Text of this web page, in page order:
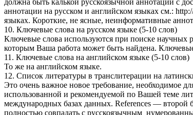
аннотации на русском и английском языках см.:
языках. Короткие, не ясные, неинформативные
10. Ключевые слова на русском языке (5-10 слов)
Ключевые слова используются при поиске научных
которым Ваша работа может быть найдена. Ключевые
11. Ключевые слова на английском языке (5-10 слов)
То же на английском языке.
12. Список литературы в транслитерации на
Это очень важное новое требование, необходимое
использованной и рекомендуемой по Вашей теме
международных базах данных. References — второй
полностью совпадать с русскоязычным